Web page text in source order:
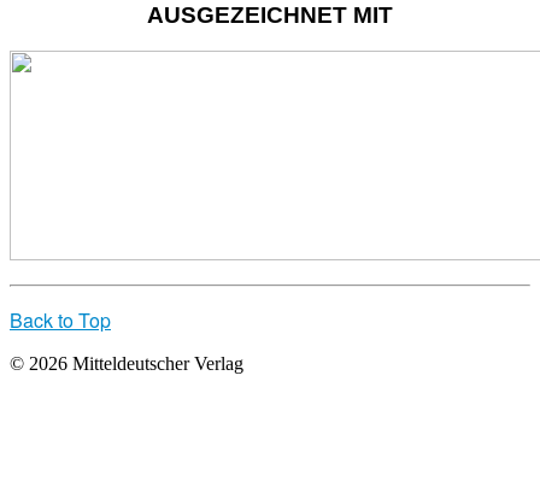
AUSGEZEICHNET MIT
Back to Top
© 2026 Mitteldeutscher Verlag